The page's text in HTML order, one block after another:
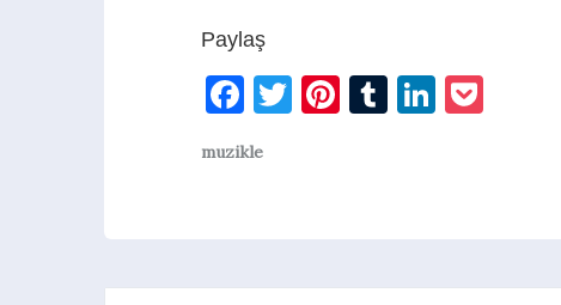
Paylaş
Facebook
TwitterPinterest
TumblrLinkedIn
muzikle